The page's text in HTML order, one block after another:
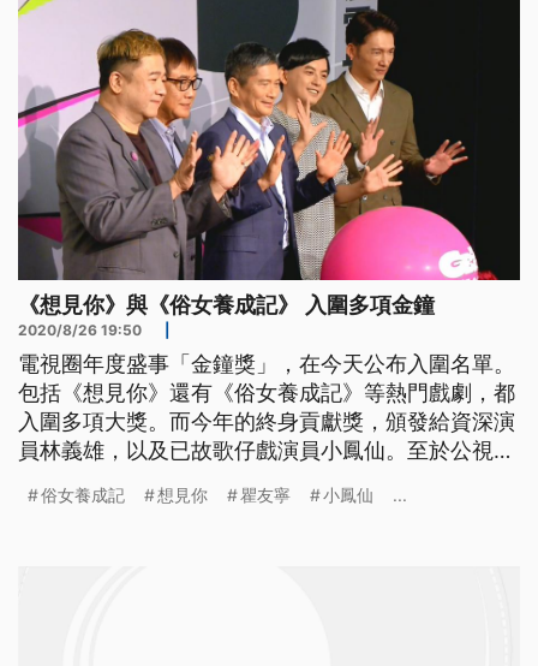
《想見你》與《俗女養成記》 入圍多項金鐘
2020/8/26 19:50
電視圈年度盛事「金鐘獎」，在今天公布入圍名單。
包括《想見你》還有《俗女養成記》等熱門戲劇，都
入圍多項大獎。而今年的終身貢獻獎，頒發給資深演
員林義雄，以及已故歌仔戲演員小鳳仙。至於公視今
疑視角，這齣《想見你》是今年的熱門神劇之一。還
俗女養成記 想見你 瞿友寧 小鳳仙 ...